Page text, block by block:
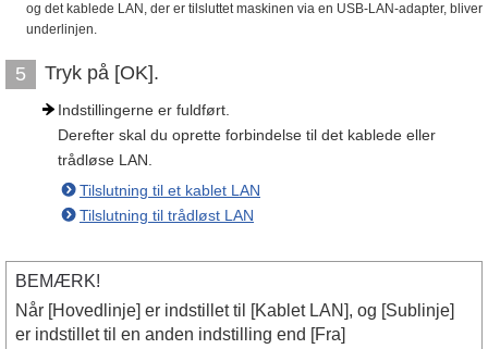
og det kablede LAN, der er tilsluttet maskinen via en USB-LAN-adapter, bliver
underlinjen.
5 Tryk på [OK].
Indstillingerne er fuldført.
Derefter skal du oprette forbindelse til det kablede eller
trådløse LAN.
Tilslutning til et kablet LAN
Tilslutning til trådløst LAN
BEMÆRK!
Når [Hovedlinje] er indstillet til [Kablet LAN], og [Sublinje]
er indstillet til en anden indstilling end [Fra]